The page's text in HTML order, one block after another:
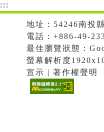
:::
地址：54246南投
電話：+886-49-
最佳瀏覽狀態：
螢幕解析度
宣示 | 著作權聲明